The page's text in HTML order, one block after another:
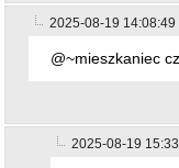
2025-08-19 14:08:49
@~mieszkaniec
2025-08-19